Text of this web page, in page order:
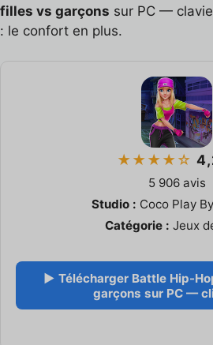
filles vs garçons sur PC —
: le confort en plus.
★★★★☆
5 906 avis
Studio : Coco Play
Catégorie : Jeux
▶ Télécharger Battle Hip-
garçons sur PC —